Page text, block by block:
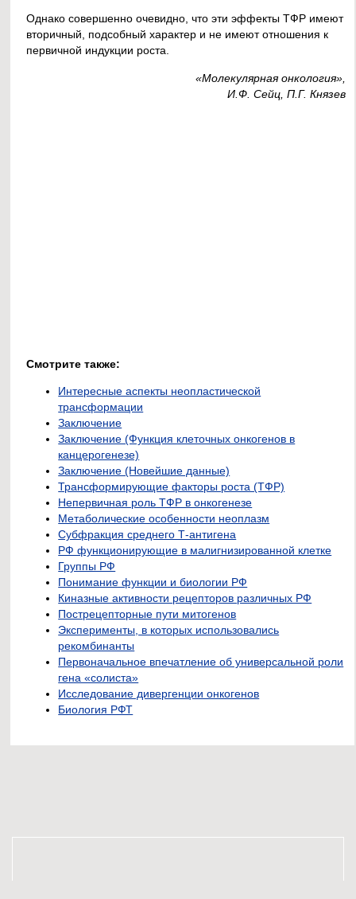
Однако совершенно очевидно, что эти эффекты ТФР имеют
вторичный, подсобный характер и не имеют отношения к
первичной индукции роста.
«Молекулярная онкология»,
И.Ф. Сейц, П.Г. Князев
Смотрите также:
Интересные аспекты неопластической
трансформации
Заключение
Заключение (Функция клеточных онкогенов в
канцерогенезе)
Заключение (Новейшие данные)
Трансформирующие факторы роста (ТФР)
Непервичная роль ТФР в онкогенезе
Метаболические особенности неоплазм
Субфракция среднего Т-антигена
РФ функционирующие в малигнизированной клетке
Группы РФ
Понимание функции и биологии РФ
Киназные активности рецепторов различных РФ
Пострецепторные пути митогенов
Эксперименты, в которых использовались
рекомбинанты
Первоначальное впечатление об универсальной роли
гена «солиста»
Исследование дивергенции онкогенов
Биология РФТ